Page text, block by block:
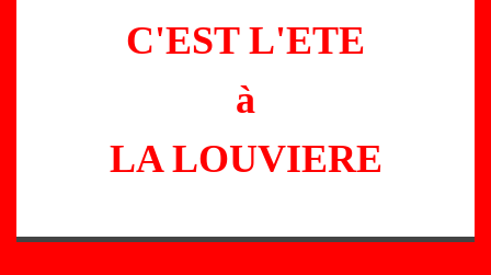
C'EST L'ETE
à
LA LOUVIERE